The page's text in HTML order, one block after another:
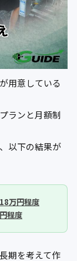
用意している
ランと月額制
以下の結果が
万円程度
程度
期を考えて作